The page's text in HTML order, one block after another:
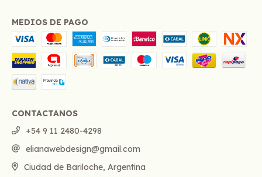
MEDIOS DE PAGO
CONTACTANOS
+54 9 11 2480-4298
elianawebdesign@gmail.com
Ciudad de Bariloche, Argentina